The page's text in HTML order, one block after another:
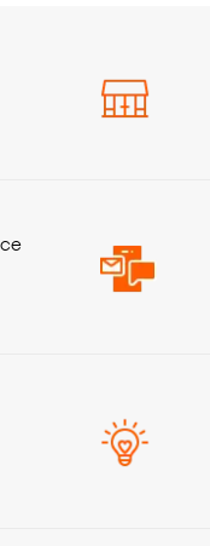
altijd nog